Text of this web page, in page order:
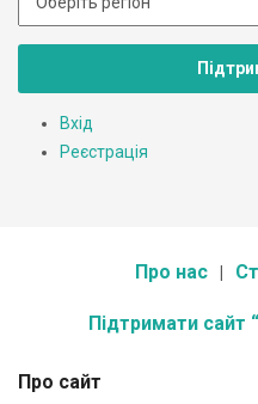
Вхід
Реєстрація
Про нас
Підтримати сайт
Про сайт